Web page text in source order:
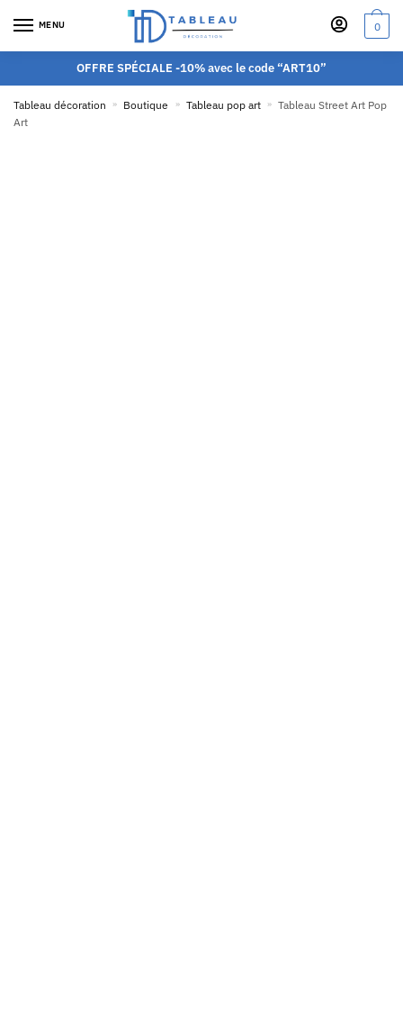
MENU 0
OFFRE SPÉCIALE -10% avec le code “ART10”
Tableau décoration » Boutique » Tableau pop art » Tableau Street Art Pop
Art